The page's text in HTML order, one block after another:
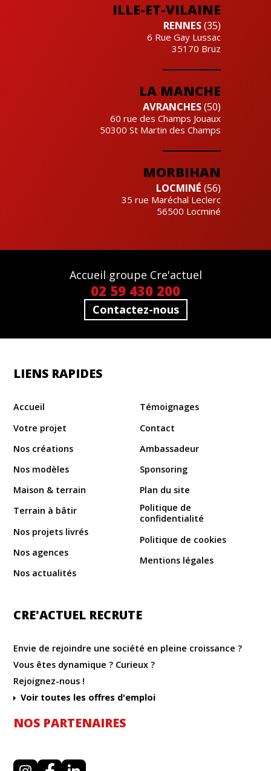
ILLE-ET-VILAINE
RENNES(35)
6 Rue Gay Lussac
35170 Bruz
LA MANCHE
AVRANCHES(50)
60 rue des Champs Jouaux
50300 St Martin des Champs
MORBIHAN
LOCMINÉ (56)
35 rue Maréchal Leclerc
56500 Locminé
Accueil groupe Cre'actuel
02 59 430 200
Contactez-nous
LIENS RAPIDES
Accueil
Votre projet
Nos créations
Nos modèles
Maison & terrain
Terrain à bâtir
Nos projets livrés
Nos agences
Nos actualités
Témoignages
Contact
Ambassadeur
Sponsoring
Plan du site
Politique de
confidentialité
Politique de cookies
Mentions légales
CRE'ACTUEL RECRUTE
Envie de rejoindre une société en pleine croissance ?
Vous êtes dynamique ? Curieux ?
Rejoignez-nous !
Voir toutes les offres d'emploi
NOS PARTENAIRES